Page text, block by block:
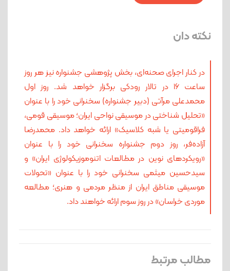
نکته دان
در کنار اجرای صحنه‌ای، بخش پژوهشی جشنواره نیز هر روز
ساعت ۱۶ در تالار رودکی برگزار خواهد شد. روز اول
محمدعلی مرآتی (دبیر جشنواره) سخنرانی خود را با عنوان
«تحلیل شناختی در موسیقی نواحی ایران؛ موسیقی قومی،‌
فراقومیتی یا شبه کلاسیک» ارائه خواهد داد. محمدرضا
آزاده‌فر، روز دوم جشنواره سخنرانی خود را با عنوان
«رویکردهای نوین در مطالعات اتنوموزیکولوژی ایران» و
سیدحسین میثمی سخنرانی خود را با عنوان «تحولات
موسیقی مناطق ایران از منظر مردمی و هنری؛‌ مطالعه
موردی خراسان» در روز سوم ارائه خواهند داد.
مطالب مرتبط